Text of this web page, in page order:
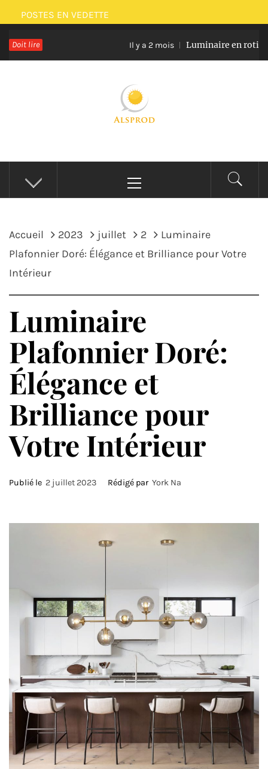
Passer
au
contenu
POSTES EN VEDETTE
Doit lire Il y a 2 mois Luminaire en rotin et
ALSPROD
Site De Partage De Délicieux Plats
principal
Accueil 2023 juillet 2
Luminaire
Plafonnier Doré: Élégance et Brilliance pour Votre
Intérieur
Luminaire
Plafonnier Doré:
Élégance et
Brilliance pour
Votre Intérieur
Publié le 2 juillet 2023 Rédigé par York Na